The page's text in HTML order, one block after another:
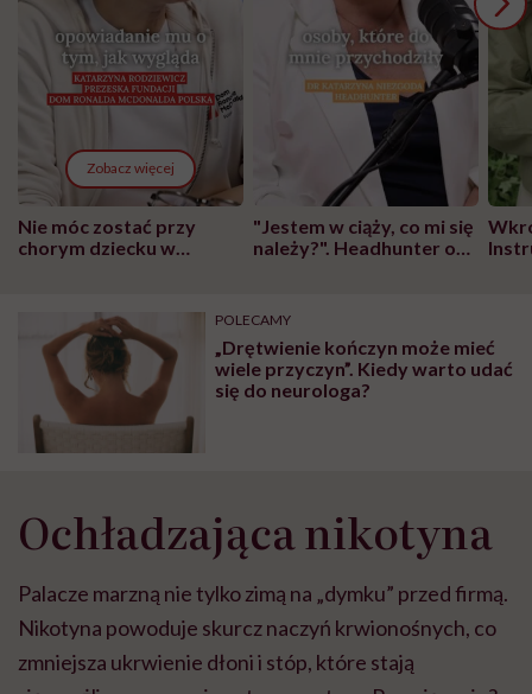
Zobacz więcej
Nie móc zostać przy
chorym dziecku w
może chyba tylko
głupota i brak
wyobraźni"
"Jestem w ciąży, co mi się
należy?". Headhunter o
pracy
POLECAMY
„Drętwienie kończyn może mieć
wiele przyczyn”. Kiedy warto udać
się do neurologa?
Ochładzająca nikotyna
Palacze marzną nie tylko zimą na „dymku” przed firmą.
Nikotyna powoduje skurcz naczyń krwionośnych, co
zmniejsza ukrwienie dłoni i stóp, które stają